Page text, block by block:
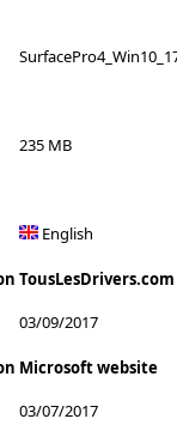
235 MB
English
TousLesDrivers.com
03/09/2017
Microsoft website
03/07/2017